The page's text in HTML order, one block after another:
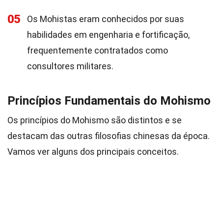
05
Os Mohistas eram conhecidos por suas
habilidades em engenharia e fortificação,
frequentemente contratados como
consultores militares.
Princípios Fundamentais do Mohismo
Os princípios do Mohismo são distintos e se
destacam das outras filosofias chinesas da época.
Vamos ver alguns dos principais conceitos.